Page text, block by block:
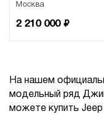
Москва
2 210 000 ₽
На нашем
модельный ряд
можете купить